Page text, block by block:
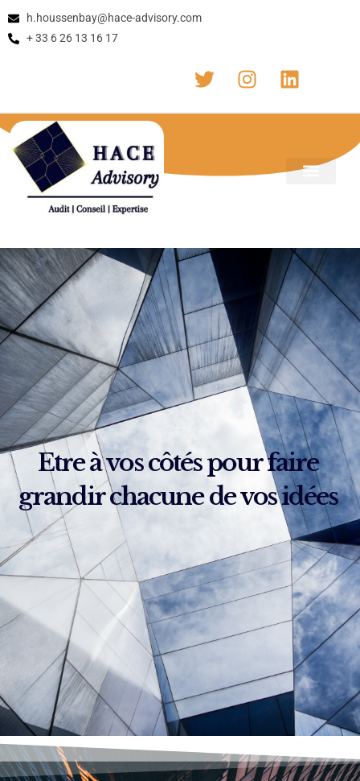
h.houssenbay@hace-advisory.com
+ 33 6 26 13 16 17
Etre à vos côtés pour faire
grandir chacune de vos idées